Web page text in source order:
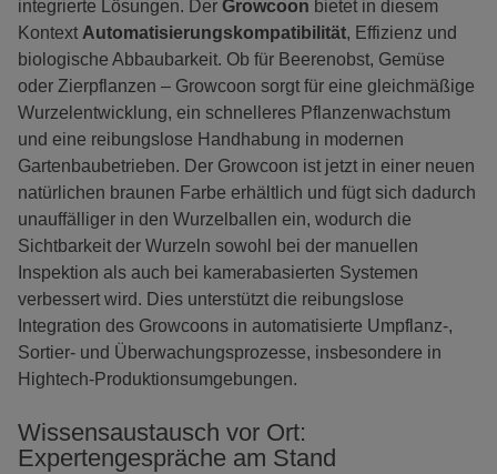
integrierte Lösungen. Der Growcoon bietet in diesem
Kontext Automatisierungskompatibilität, Effizienz und
biologische Abbaubarkeit. Ob für Beerenobst, Gemüse
oder Zierpflanzen – Growcoon sorgt für eine gleichmäßige
Wurzelentwicklung, ein schnelleres Pflanzenwachstum
und eine reibungslose Handhabung in modernen
Gartenbaubetrieben. Der Growcoon ist jetzt in einer neuen
natürlichen braunen Farbe erhältlich und fügt sich dadurch
unauffälliger in den Wurzelballen ein, wodurch die
Sichtbarkeit der Wurzeln sowohl bei der manuellen
Inspektion als auch bei kamerabasierten Systemen
verbessert wird. Dies unterstützt die reibungslose
Integration des Growcoons in automatisierte Umpflanz-,
Sortier- und Überwachungsprozesse, insbesondere in
Hightech-Produktionsumgebungen.
Wissensaustausch vor Ort:
Expertengespräche am Stand